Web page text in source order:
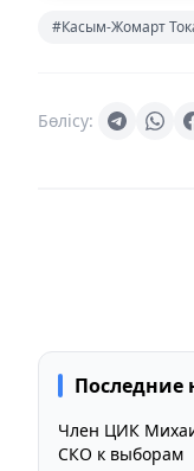
#Касым-Жомарт
Бөлісу:
Последние
Член ЦИК
СКО к выборам